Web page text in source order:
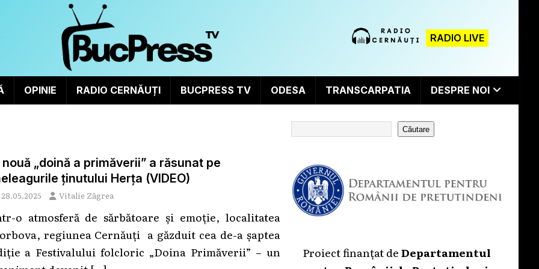
RADIO LIVE
OPINIE RADIO CERNĂUȚI BUCPRESS TV ODESA TRANSCARPATIA DESPRE NOI
nouă „doină a primăverii” a răsunat pe
ținutului Herța (VIDEO)
28.05.2025 Vitalie Zâgrea
o atmosferă de sărbătoare și emoție, localitatea
regiunea Cernăuți a găzduit cea de-a șaptea
a Festivalului folcloric „Doina Primăverii” – un
Căutare
Proiect finanțat deDepartamentul